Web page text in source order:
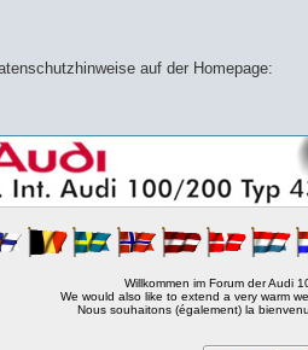
auf der Homepage:
Willkommen im Forum der Audi
We would also like to extend a very warm
Nous souhaitons (également) la